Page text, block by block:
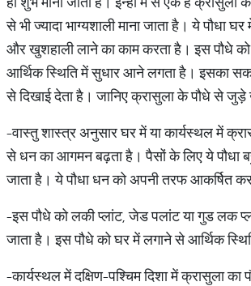
से भी ज्यादा भाग्यशाली माना जाता है। ये पौधा
और खुशहाली लाने का काम करता है। इस पौधे
आर्थिक स्थिति में सुधार आने लगता है। इसका
से दिखाई देता है। जानिए क्रासुला के पौधे से जुड़े
-वास्तु शास्त्र अनुसार घर में या कार्यस्थल में
से धन का आगमन बढ़ता है। पैसों के लिए ये पौधा
जाता है। ये पौधा धन को अपनी तरफ आकर्षित
-इस पौधे को लकी प्लांट, जेड पलांट या गुड लक
जाता है। इस पौधे को घर में लगाने से आर्थिक
-कार्यस्थल में दक्षिण-पश्चिम दिशा में क्रासुला का